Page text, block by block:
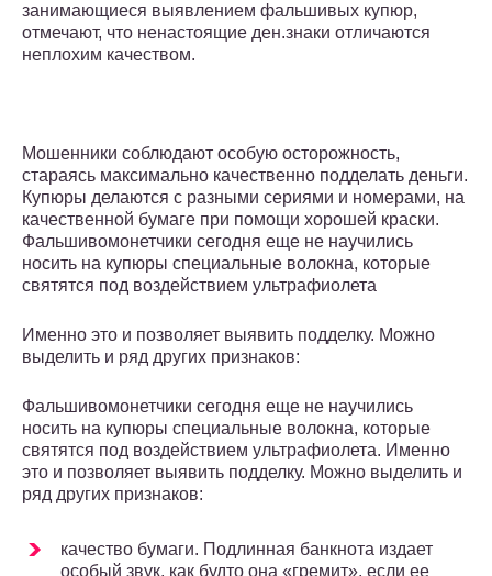
занимающиеся выявлением фальшивых купюр,
отмечают, что ненастоящие ден.знаки отличаются
неплохим качеством.
Мошенники соблюдают особую осторожность,
стараясь максимально качественно подделать деньги.
Купюры делаются с разными сериями и номерами, на
качественной бумаге при помощи хорошей краски.
Фальшивомонетчики сегодня еще не научились
носить на купюры специальные волокна, которые
святятся под воздействием ультрафиолета
Именно это и позволяет выявить подделку. Можно
выделить и ряд других признаков:
Фальшивомонетчики сегодня еще не научились
носить на купюры специальные волокна, которые
святятся под воздействием ультрафиолета. Именно
это и позволяет выявить подделку. Можно выделить и
ряд других признаков:
качество бумаги. Подлинная банкнота издает
особый звук, как будто она «гремит», если ее